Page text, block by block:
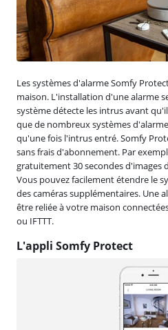
Les systèmes d'alarme Somfy
maison. L'installation d'une alarme
système détecte les intrus avant
que de nombreux systèmes
qu'une fois l'intrus entré. Somfy
sans frais d'abonnement. Par
gratuitement 30 secondes d'images
Vous pouvez facilement étendre le
des caméras supplémentaires. Une
être reliée à votre maison
ou IFTTT.
L'appli Somfy Protect